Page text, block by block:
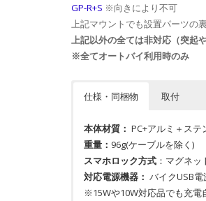
GP-R+S ※向きにより不可
上記マウントでも設置パーツの
上記以外の全ては非対応（突起
※全てオートバイ利用時のみ
仕様・同梱物 取付
本体材質： PC+アルミ＋ステ
重量： 96g(ケーブルを除く)
スマホロック方式 ：マグネ
対応電源機器： バイクUSB
※15Wや10W対応品でも充電